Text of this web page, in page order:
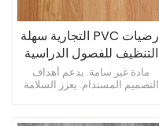
أرضيات PVC التجارية سهلة
التنظيف للفصول الدراسية
بسمك 3 مم
مادة غير سامة. يدعم أهداف
التصميم المستدام. يعزز السلامة